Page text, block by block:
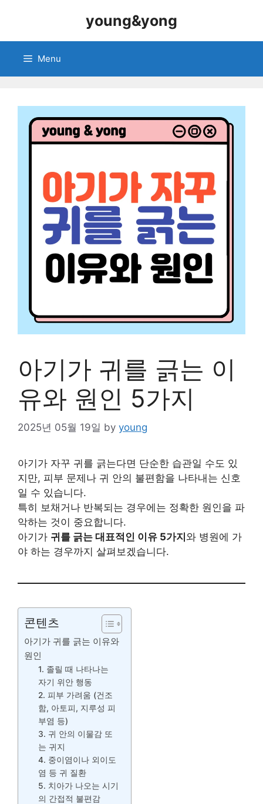
young&yong
Menu
아기가 귀를 긁는 이
유와 원인 5가지
2025년 05월 19일 by young
아기가 자꾸 귀를 긁는다면 단순한 습관일 수도 있
지만, 피부 문제나 귀 안의 불편함을 나타내는 신호
일 수 있습니다.
특히 보채거나 반복되는 경우에는 정확한 원인을 파
악하는 것이 중요합니다.
아기가 귀를 긁는 대표적인 이유 5가지와 병원에 가
야 하는 경우까지 살펴보겠습니다.
콘텐츠
아기가 귀를 긁는 이유와
원인
1. 졸릴 때 나타나는
자기 위안 행동
2. 피부 가려움 (건조
함, 아토피, 지루성 피
부염 등)
3. 귀 안의 이물감 또
는 귀지
4. 중이염이나 외이도
염 등 귀 질환
5. 치아가 나오는 시기
의 간접적 불편감